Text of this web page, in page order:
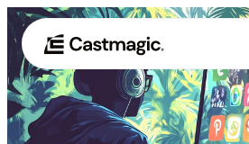
01 Producto